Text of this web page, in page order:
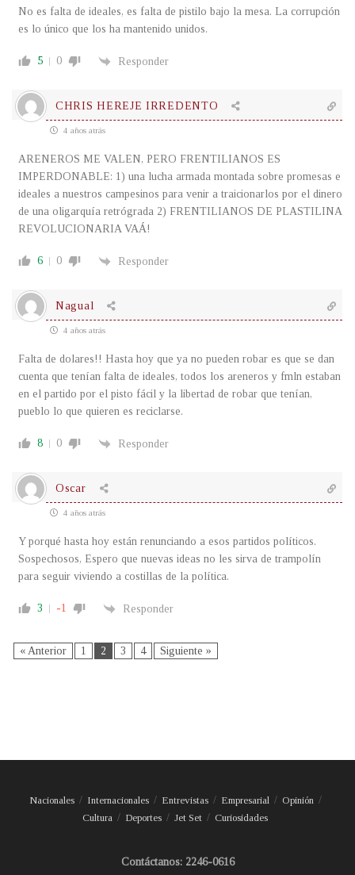
No es falta de ideales, es falta de pistilo bajo la mesa. La corrupción
es lo único que los ha mantenido unidos.
5 0 Responder
CHRIS HEREJE IRREDENTO
4 años atrás
ARENEROS ME VALEN, PERO FRENTILIANOS ES
IMPERDONABLE: 1) una lucha armada montada sobre promesas e
ideales a nuestros campesinos para venir a traicionarlos por el dinero
de una oligarquía retrógrada 2) FRENTILIANOS DE PLASTILINA
REVOLUCIONARIA VAÁ!
6 0 Responder
Nagual
4 años atrás
Falta de dolares!! Hasta hoy que ya no pueden robar es que se dan
cuenta que tenían falta de ideales, todos los areneros y fmln estaban
en el partido por el pisto fácil y la libertad de robar que tenían,
pueblo lo que quieren es reciclarse.
8 0 Responder
Oscar
4 años atrás
Y porqué hasta hoy están renunciando a esos partidos políticos.
Sospechosos, Espero que nuevas ideas no les sirva de trampolín
para seguir viviendo a costillas de la política.
3 -1 Responder
« Anterior 1 2 3 4 Siguiente »
Nacionales Internacionales Entrevistas Empresarial
Opinión
Cultura
Deportes Jet Set Curiosidades
Contáctanos: 2246-0616